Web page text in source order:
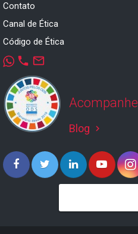
Contato
Canal de Ética
Código de Ética
phone mail_outline
Acompanhe
Blog keyboard_arrow_right